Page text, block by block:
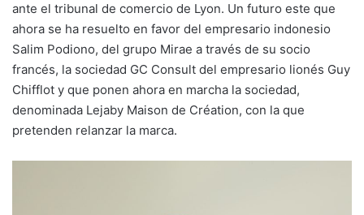
ante el tribunal de comercio de Lyon. Un futuro este que
ahora se ha resuelto en favor del empresario indonesio
Salim Podiono, del grupo Mirae a través de su socio
francés, la sociedad GC Consult del empresario lionés Guy
Chifflot y que ponen ahora en marcha la sociedad,
denominada Lejaby Maison de Création, con la que
pretenden relanzar la marca.